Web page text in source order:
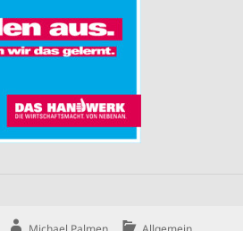
Author Categories